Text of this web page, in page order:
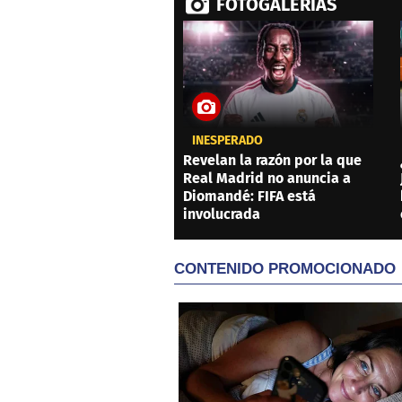
FOTOGALERÍAS
INESPERADO
Revelan la razón por la que
Real Madrid no anuncia a
Diomandé: FIFA está
involucrada